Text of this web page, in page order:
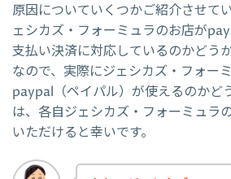
原因についていくつかご紹介させて
ェシカズ・フォーミュラのお店が
支払い決済に対応しているのかどう
なので、実際にジェシカズ・フォー
paypal（ペイパル）が使えるのかど
は、各自ジェシカズ・フォーミュラ
いただけると幸いです。